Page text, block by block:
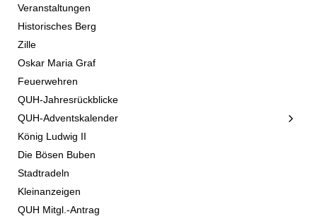
Veranstaltungen
Historisches Berg
Zille
Oskar Maria Graf
Feuerwehren
QUH-Jahresrückblicke
QUH-Adventskalender
König Ludwig II
Die Bösen Buben
Stadtradeln
Kleinanzeigen
QUH Mitgl.-Antrag